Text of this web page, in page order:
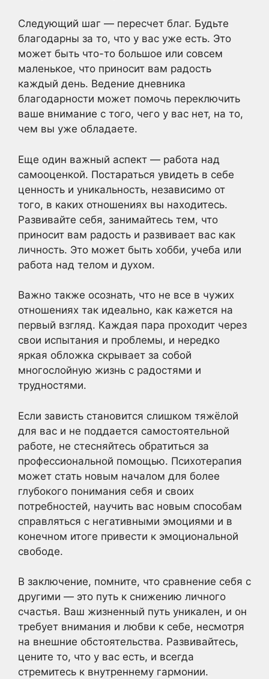
Следующий шаг — пересчет благ. Будьте
благодарны за то, что у вас уже есть. Это
может быть что-то большое или совсем
маленькое, что приносит вам радость
каждый день. Ведение дневника
благодарности может помочь переключить
ваше внимание с того, чего у вас нет, на то,
чем вы уже обладаете.
Еще один важный аспект — работа над
самооценкой. Постараться увидеть в себе
ценность и уникальность, независимо от
того, в каких отношениях вы находитесь.
Развивайте себя, занимайтесь тем, что
приносит вам радость и развивает вас как
личность. Это может быть хобби, учеба или
работа над телом и духом.
Важно также осознать, что не все в чужих
отношениях так идеально, как кажется на
первый взгляд. Каждая пара проходит через
свои испытания и проблемы, и нередко
яркая обложка скрывает за собой
многослойную жизнь с радостями и
трудностями.
Если зависть становится слишком тяжёлой
для вас и не поддается самостоятельной
работе, не стесняйтесь обратиться за
профессиональной помощью. Психотерапия
может стать новым началом для более
глубокого понимания себя и своих
потребностей, научить вас новым способам
справляться с негативными эмоциями и в
конечном итоге привести к эмоциональной
свободе.
В заключение, помните, что сравнение себя с
другими — это путь к снижению личного
счастья. Ваш жизненный путь уникален, и он
требует внимания и любви к себе, несмотря
на внешние обстоятельства. Развивайтесь,
цените то, что у вас есть, и всегда
стремитесь к внутреннему гармонии.